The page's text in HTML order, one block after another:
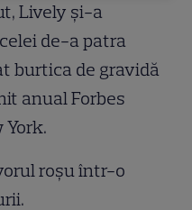
Lively și-a
de-a patra
burtica de gravidă
anual Forbes
York.
roșu într-o